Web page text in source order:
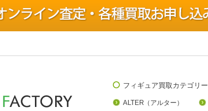
フィギュア買取カテゴリー
ALTER（アルター）